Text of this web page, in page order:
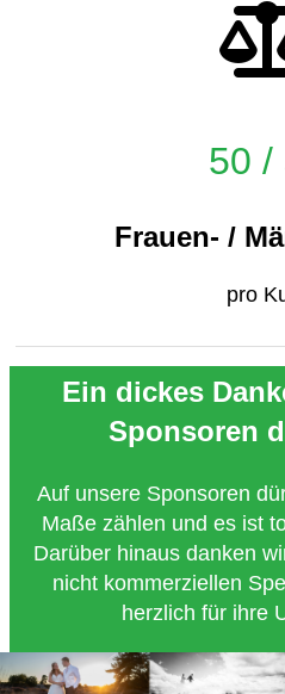
50 /
Frauen- /
pro
Ein dickes
Sponsoren
Auf unsere Sponsoren
Maße zählen und es ist
Darüber hinaus danken
nicht kommerziellen
herzlich für ihre